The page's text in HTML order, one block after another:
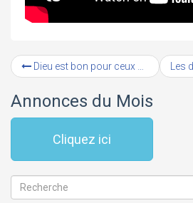
Dieu est bon pour ceux qui le craignent
Annonces du Mois
Cliquez ici